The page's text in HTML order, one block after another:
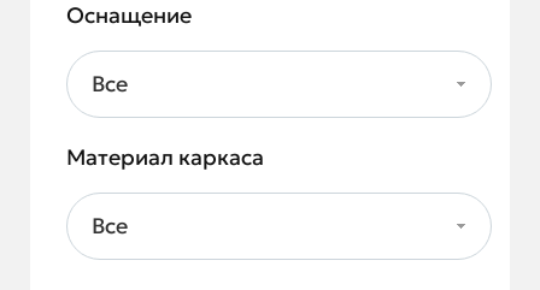
Оснащение
Все
Материал каркаса
Все